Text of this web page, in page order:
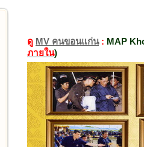
ดู MV คนขอนแก่น: MAP
ภายใน)